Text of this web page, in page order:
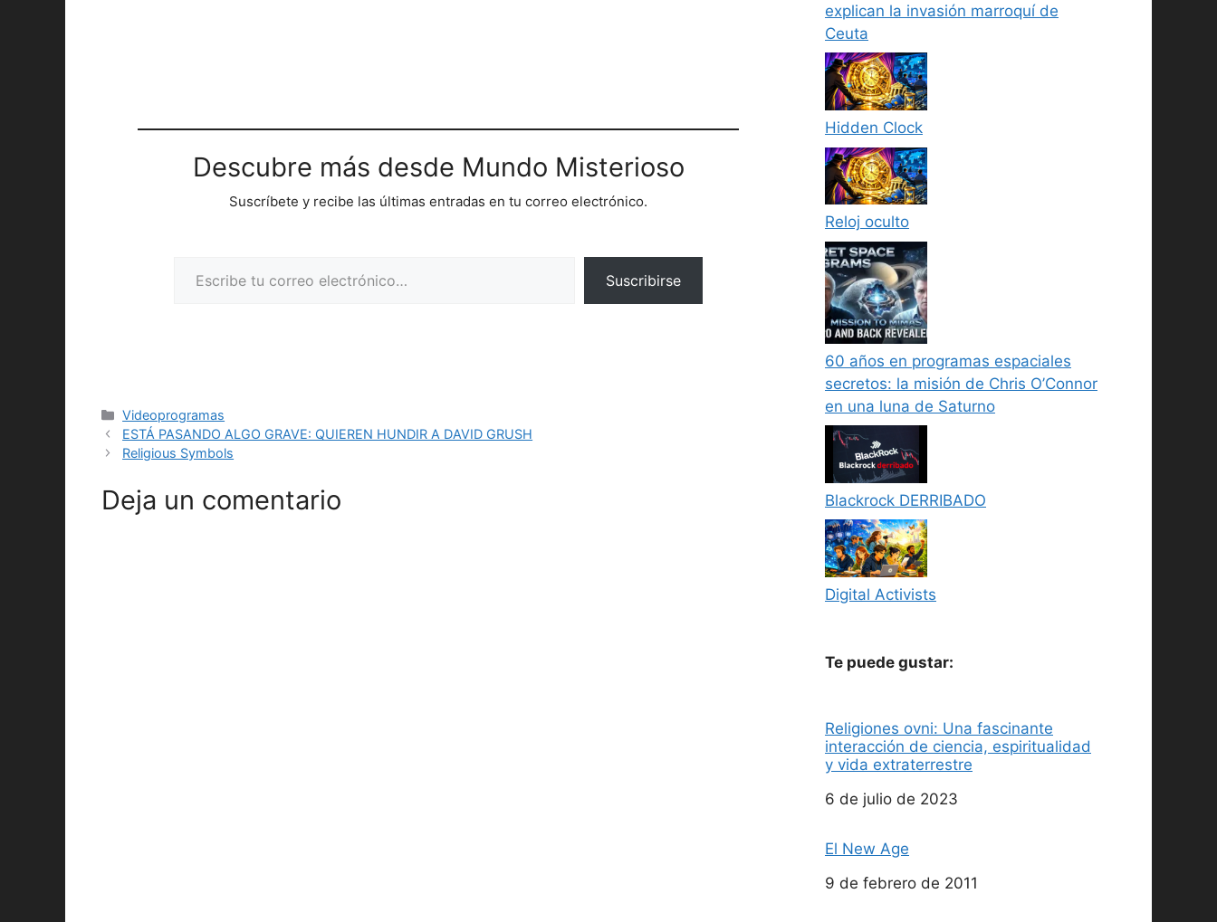
Descubre más desde Mundo Misterioso
Suscríbete y recibe las últimas entradas en tu correo electrónico.
Suscribirse
Categorías
Videoprogramas
ESTÁ PASANDO ALGO GRAVE: QUIEREN HUNDIR A DAVID GRUSH
Religious Symbols
Deja un comentario
explican la invasión marroquí de
Ceuta
Hidden Clock
Reloj oculto
60 años en programas espaciales
secretos: la misión de Chris O’Connor
en una luna de Saturno
Blackrock DERRIBADO
Digital Activists
Te puede gustar:
Religiones ovni: Una fascinante
interacción de ciencia, espiritualidad
y vida extraterrestre
Fecha
6 de julio de 2023
El New Age
Fecha
9 de febrero de 2011